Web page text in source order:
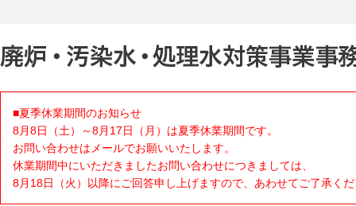
■夏季休業期間のお知らせ
8月8日（土）～8月17日（月）は夏季休業期間です。
お問い合わせはメールでお願いいたします。
休業期間中にいただきましたお問い合わせにつきましては、
8月18日（火）以降にご回答申し上げますので、あわせてご了承く